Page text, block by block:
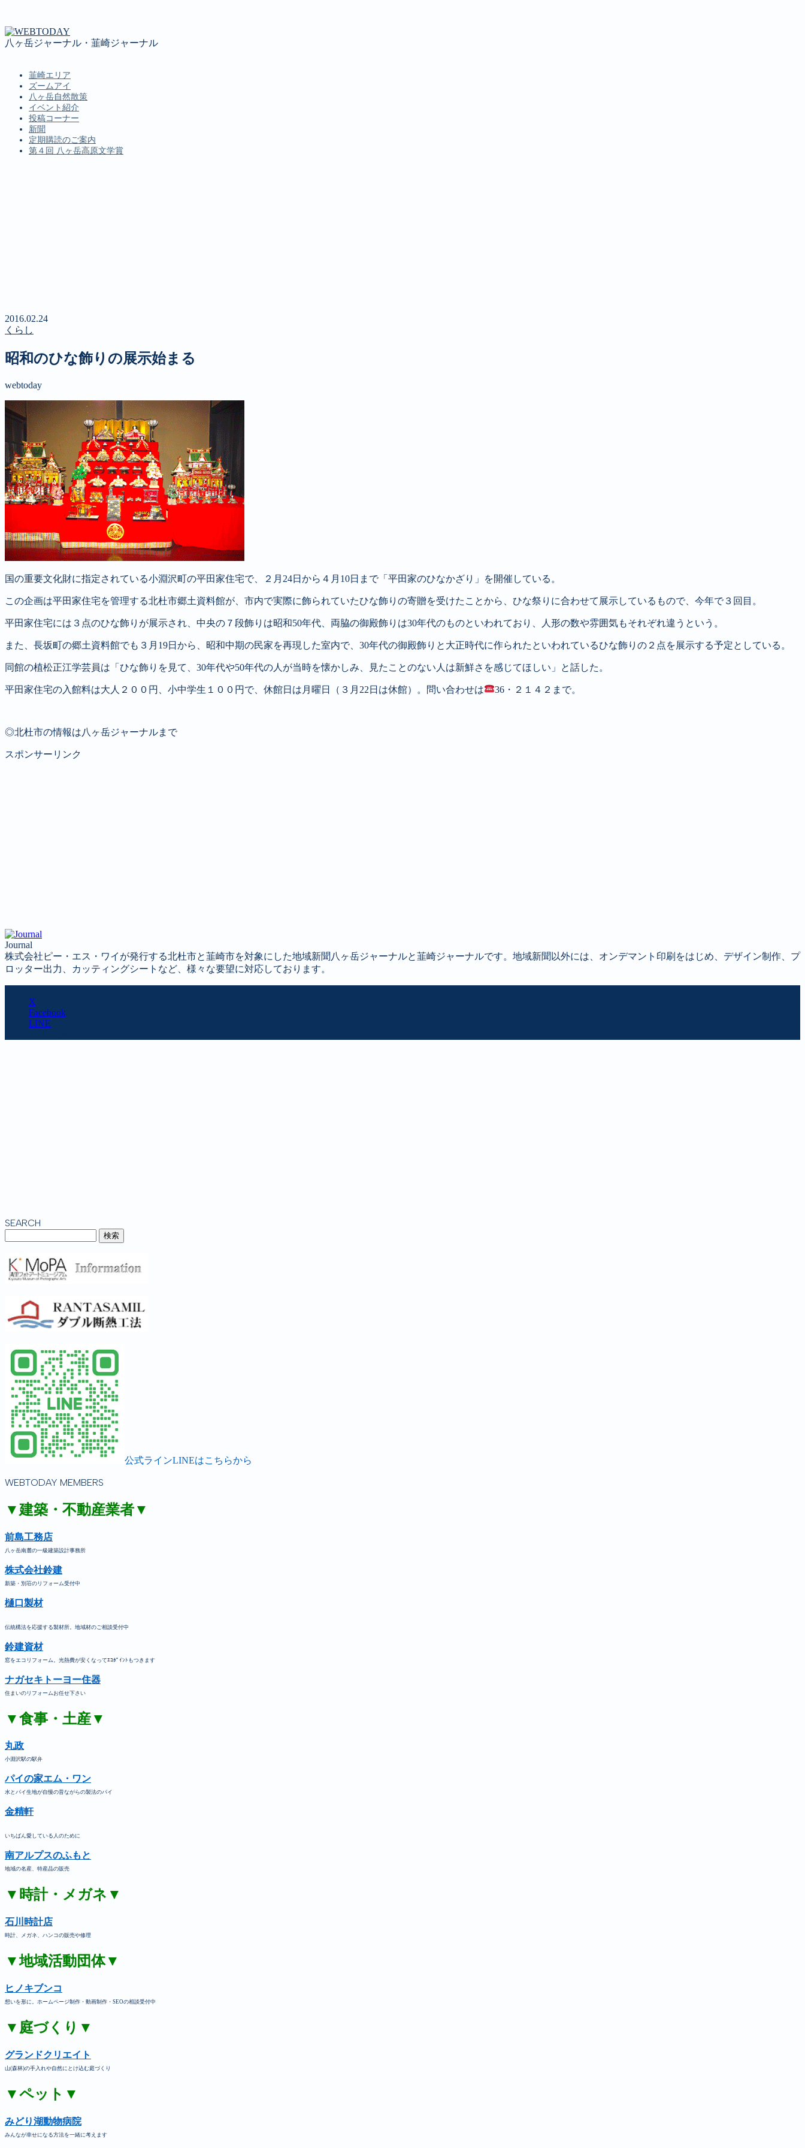
八ヶ岳ジャーナル・韮崎ジャーナル
韮崎エリア
ズームアイ
八ヶ岳自然散策
イベント紹介
投稿コーナー
新聞
定期購読のご案内
第４回 八ヶ岳高原文学賞
2016.02.24
くらし
昭和のひな飾りの展示始まる
webtoday
国の重要文化財に指定されている小淵沢町の平田家住宅で、２月24日から４月10日まで「平田家のひなかざり」を開催している。
この企画は平田家住宅を管理する北杜市郷土資料館が、市内で実際に飾られていたひな飾りの寄贈を受けたことから、ひな祭りに合わせて展示しているもので、今年で３回目。
平田家住宅には３点のひな飾りが展示され、中央の７段飾りは昭和50年代、両脇の御殿飾りは30年代のものといわれており、人形の数や雰囲気もそれぞれ違うという。
また、長坂町の郷土資料館でも３月19日から、昭和中期の民家を再現した室内で、30年代の御殿飾りと大正時代に作られたといわれているひな飾りの２点を展示する予定としている。
同館の植松正江学芸員は「ひな飾りを見て、30年代や50年代の人が当時を懐かしみ、見たことのない人は新鮮さを感じてほしい」と話した。
平田家住宅の入館料は大人２００円、小中学生１００円で、休館日は月曜日（３月22日は休館）。問い合わせは 36・２１４２まで。
◎北杜市の情報は八ヶ岳ジャーナルまで
スポンサーリンク
Journal
株式会社ピー・エス・ワイが発行する北杜市と韮崎市を対象にした地域新聞八ヶ岳ジャーナルと韮崎ジャーナルです。地域新聞以外には、オンデマント印刷をはじめ、デザイン制作、プ
ロッター出力、カッティングシートなど、様々な要望に対応しております。
X
Facebook
LINE
SEARCH
公式ラインLINEはこちらから
WEBTODAY MEMBERS
▼建築・不動産業者▼
前島工務店
八ヶ岳南麓の一級建築設計事務所
株式会社鈴建
新築・別荘のリフォーム受付中
樋口製材
伝統構法を応援する製材所。地域材のご相談受付中
鈴建資材
窓をエコリフォーム。光熱費が安くなってｴｺﾎﾟｲﾝﾄもつきます
ナガセキトーヨー住器
住まいのリフォームお任せ下さい
▼食事・土産▼
丸政
小淵沢駅の駅弁
パイの家エム・ワン
水とパイ生地が自慢の昔ながらの製法のパイ
金精軒
いちばん愛している人のために
南アルプスのふもと
地域の名産、特産品の販売
▼時計・メガネ▼
石川時計店
時計、メガネ、ハンコの販売や修理
▼地域活動団体▼
ヒノキブンコ
想いを形に。ホームページ制作・動画制作・SEOの相談受付中
▼庭づくり▼
グランドクリエイト
山(森林)の手入れや自然にとけ込む庭づくり
▼ペット▼
みどり湖動物病院
みんなが幸せになる方法を一緒に考えます